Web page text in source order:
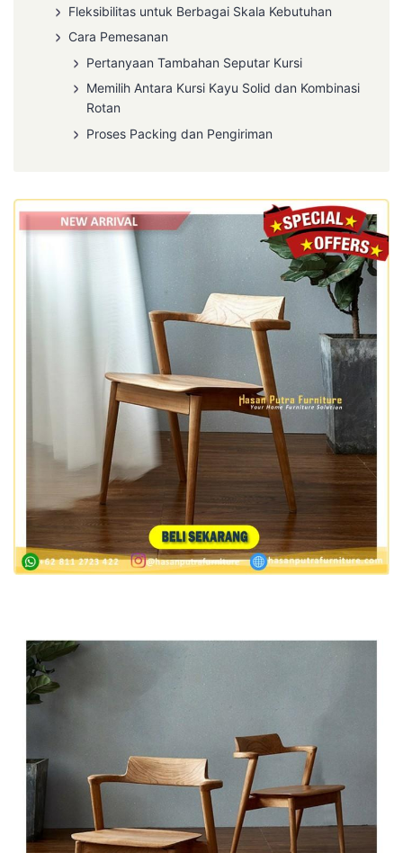
Fleksibilitas untuk Berbagai Skala Kebutuhan
Cara Pemesanan
Pertanyaan Tambahan Seputar Kursi
Memilih Antara Kursi Kayu Solid dan Kombinasi
Rotan
Proses Packing dan Pengiriman